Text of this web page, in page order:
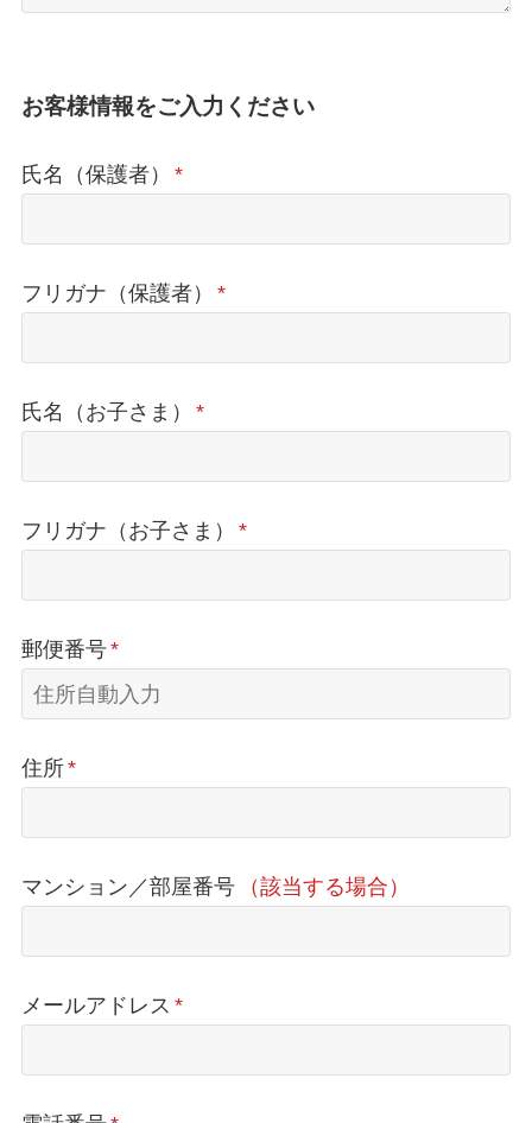
お客様情報をご入力ください
氏名（保護者） *
フリガナ（保護者） *
氏名（お子さま） *
フリガナ（お子さま） *
郵便番号*
住所*
マンション／部屋番号 （該当する場合）
メールアドレス *